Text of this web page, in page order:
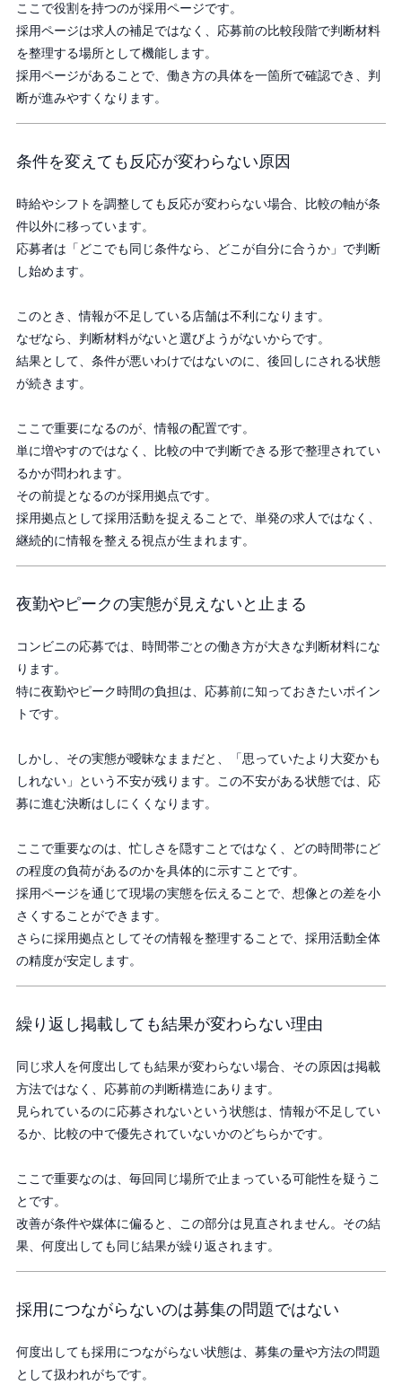
ここで役割を持つのが採用ページです。
採用ページは求人の補足ではなく、応募前の比較段階で判断材料
を整理する場所として機能します。
採用ページがあることで、働き方の具体を一箇所で確認でき、判
断が進みやすくなります。
条件を変えても反応が変わらない原因
時給やシフトを調整しても反応が変わらない場合、比較の軸が条
件以外に移っています。
応募者は「どこでも同じ条件なら、どこが自分に合うか」で判断
し始めます。
このとき、情報が不足している店舗は不利になります。
なぜなら、判断材料がないと選びようがないからです。
結果として、条件が悪いわけではないのに、後回しにされる状態
が続きます。
ここで重要になるのが、情報の配置です。
単に増やすのではなく、比較の中で判断できる形で整理されてい
るかが問われます。
その前提となるのが採用拠点です。
採用拠点として採用活動を捉えることで、単発の求人ではなく、
継続的に情報を整える視点が生まれます。
夜勤やピークの実態が見えないと止まる
コンビニの応募では、時間帯ごとの働き方が大きな判断材料にな
ります。
特に夜勤やピーク時間の負担は、応募前に知っておきたいポイン
トです。
しかし、その実態が曖昧なままだと、「思っていたより大変かも
しれない」という不安が残ります。この不安がある状態では、応
募に進む決断はしにくくなります。
ここで重要なのは、忙しさを隠すことではなく、どの時間帯にど
の程度の負荷があるのかを具体的に示すことです。
採用ページを通じて現場の実態を伝えることで、想像との差を小
さくすることができます。
さらに採用拠点としてその情報を整理することで、採用活動全体
の精度が安定します。
繰り返し掲載しても結果が変わらない理由
同じ求人を何度出しても結果が変わらない場合、その原因は掲載
方法ではなく、応募前の判断構造にあります。
見られているのに応募されないという状態は、情報が不足してい
るか、比較の中で優先されていないかのどちらかです。
ここで重要なのは、毎回同じ場所で止まっている可能性を疑うこ
とです。
改善が条件や媒体に偏ると、この部分は見直されません。その結
果、何度出しても同じ結果が繰り返されます。
採用につながらないのは募集の問題ではない
何度出しても採用につながらない状態は、募集の量や方法の問題
として扱われがちです。